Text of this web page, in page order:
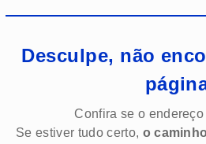
Desculpe, não
Confira se o endereço
Se estiver tudo certo, o